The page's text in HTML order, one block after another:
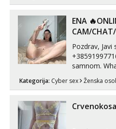
ENA
CAM/CHAT/
Pozdrav, Javi se porukom na br.
samnom. WhatsApp 👉+385919977166
Telegram
videopozive
kombinacije
samostojeće
Kategorija: Cyber sex Ženska